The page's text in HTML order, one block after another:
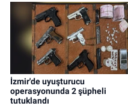
İzmir'de uyuşturucu
operasyonunda 2 şüpheli
tutuklandı